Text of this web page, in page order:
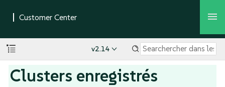
v2.14
Clusters enregistrés